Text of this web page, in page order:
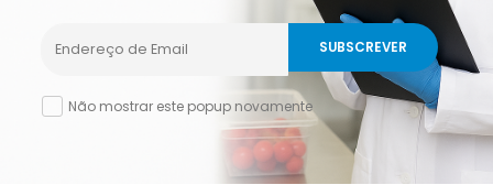
Não mostrar este popup novamente